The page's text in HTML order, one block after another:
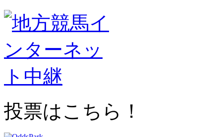
投票はこちら！